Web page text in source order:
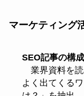
マーケティング
SEO記事の構
業界資料を読
よく出てくる